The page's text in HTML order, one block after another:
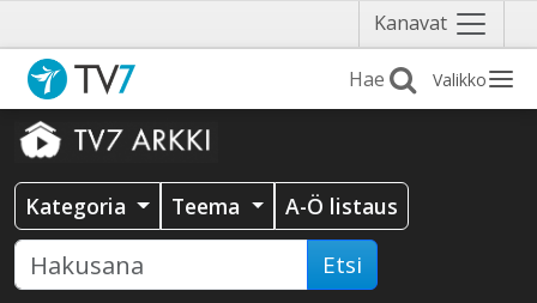
Kanavat Näytä
valikko
Valikko
Kategoria Teema A-Ö listaus
Etsi